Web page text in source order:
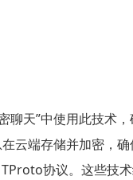
天”中使用此技术
端存储并加密，确
协议。这些技